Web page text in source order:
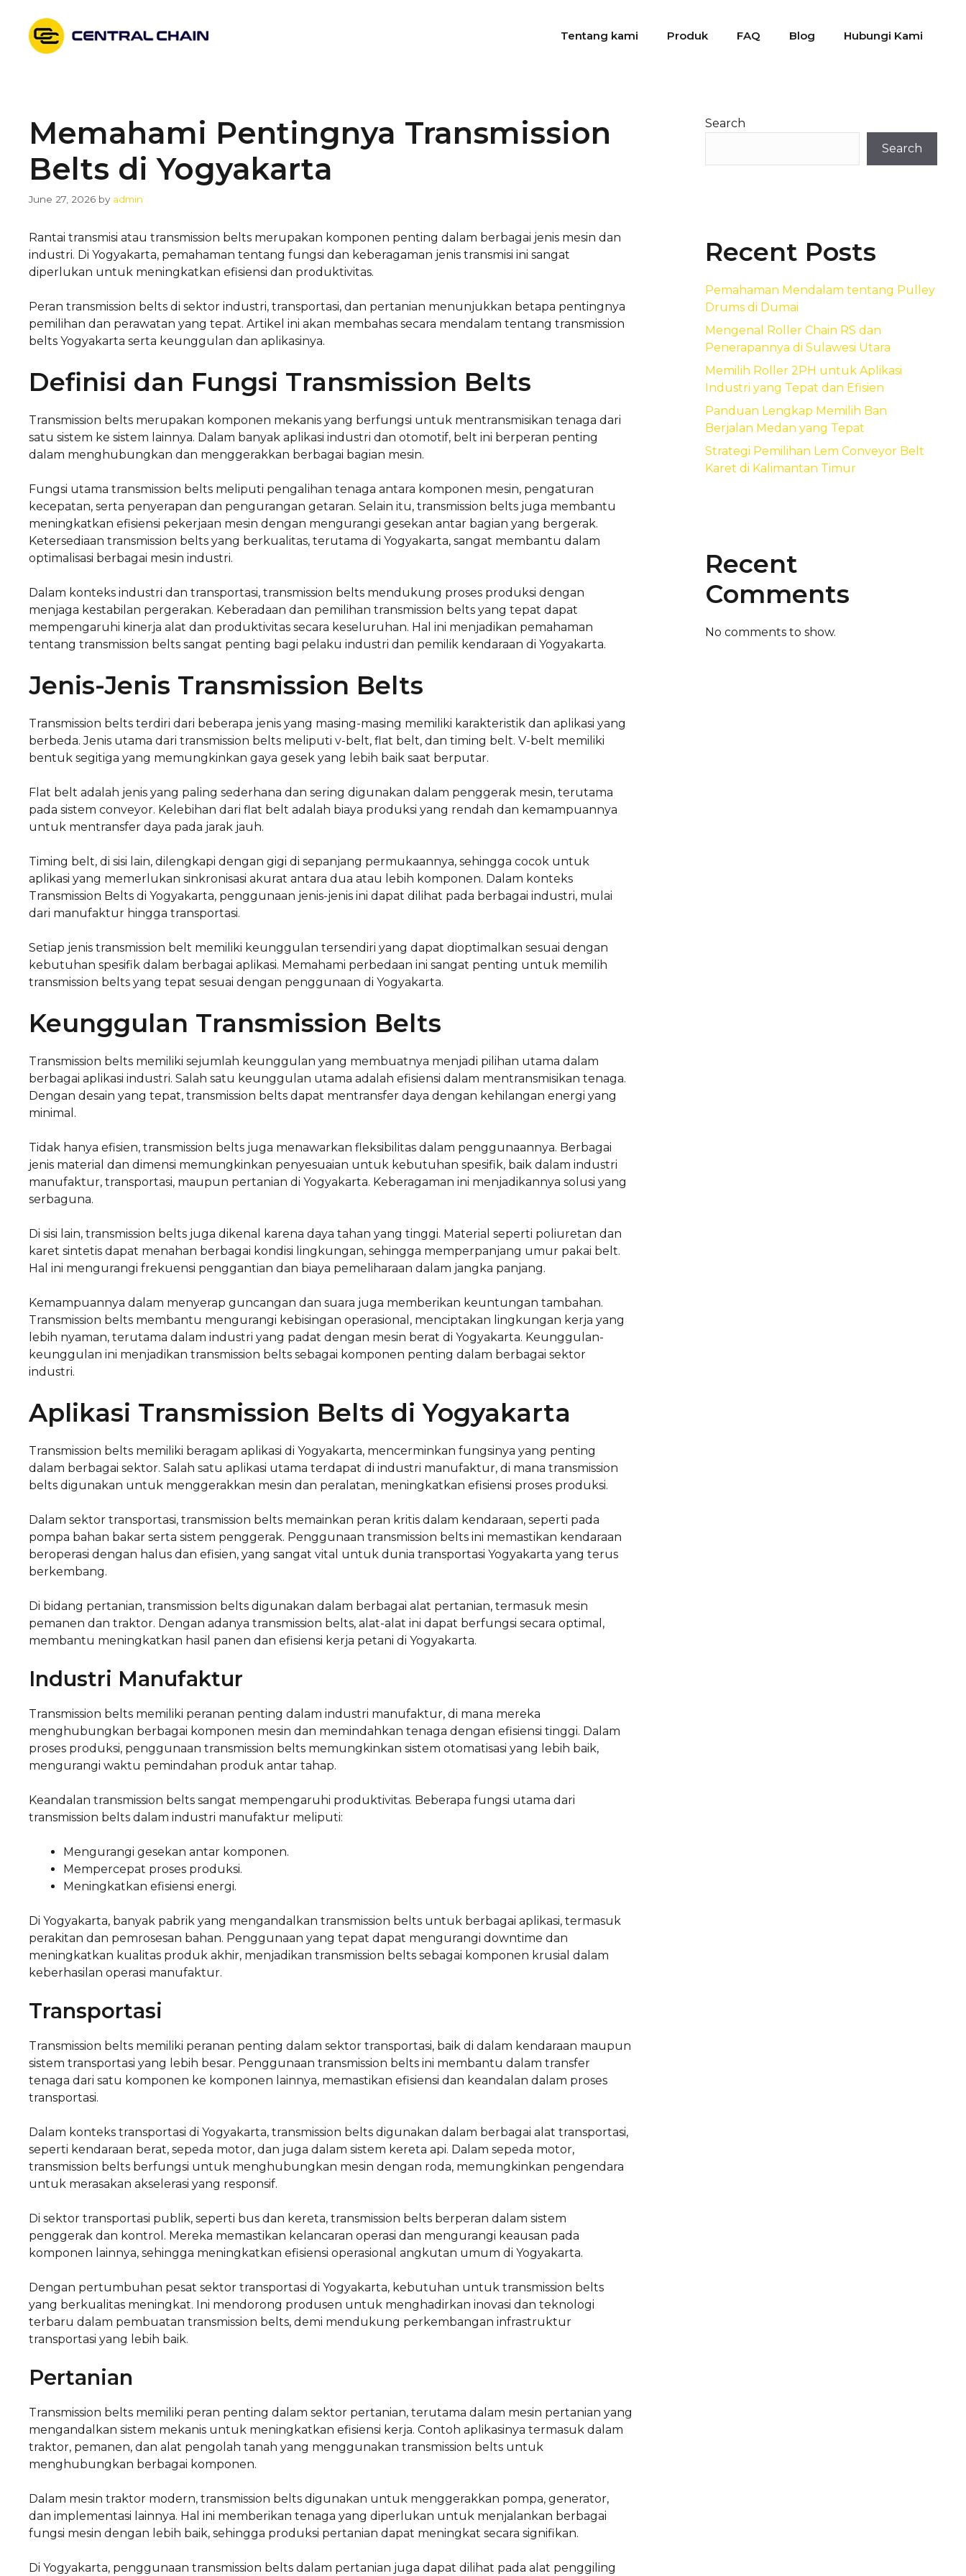
content
Tentang kami Produk FAQ Blog Hubungi Kami
Memahami Pentingnya Transmission
Belts di Yogyakarta
June 27, 2026 by admin
Rantai transmisi atau transmission belts merupakan komponen penting dalam berbagai jenis mesin dan
industri. Di Yogyakarta, pemahaman tentang fungsi dan keberagaman jenis transmisi ini sangat
diperlukan untuk meningkatkan efisiensi dan produktivitas.
Peran transmission belts di sektor industri, transportasi, dan pertanian menunjukkan betapa pentingnya
pemilihan dan perawatan yang tepat. Artikel ini akan membahas secara mendalam tentang transmission
belts Yogyakarta serta keunggulan dan aplikasinya.
Definisi dan Fungsi Transmission Belts
Transmission belts merupakan komponen mekanis yang berfungsi untuk mentransmisikan tenaga dari
satu sistem ke sistem lainnya. Dalam banyak aplikasi industri dan otomotif, belt ini berperan penting
dalam menghubungkan dan menggerakkan berbagai bagian mesin.
Fungsi utama transmission belts meliputi pengalihan tenaga antara komponen mesin, pengaturan
kecepatan, serta penyerapan dan pengurangan getaran. Selain itu, transmission belts juga membantu
meningkatkan efisiensi pekerjaan mesin dengan mengurangi gesekan antar bagian yang bergerak.
Ketersediaan transmission belts yang berkualitas, terutama di Yogyakarta, sangat membantu dalam
optimalisasi berbagai mesin industri.
Dalam konteks industri dan transportasi, transmission belts mendukung proses produksi dengan
menjaga kestabilan pergerakan. Keberadaan dan pemilihan transmission belts yang tepat dapat
mempengaruhi kinerja alat dan produktivitas secara keseluruhan. Hal ini menjadikan pemahaman
tentang transmission belts sangat penting bagi pelaku industri dan pemilik kendaraan di Yogyakarta.
Jenis-Jenis Transmission Belts
Transmission belts terdiri dari beberapa jenis yang masing-masing memiliki karakteristik dan aplikasi yang
berbeda. Jenis utama dari transmission belts meliputi v-belt, flat belt, dan timing belt. V-belt memiliki
bentuk segitiga yang memungkinkan gaya gesek yang lebih baik saat berputar.
Flat belt adalah jenis yang paling sederhana dan sering digunakan dalam penggerak mesin, terutama
pada sistem conveyor. Kelebihan dari flat belt adalah biaya produksi yang rendah dan kemampuannya
untuk mentransfer daya pada jarak jauh.
Timing belt, di sisi lain, dilengkapi dengan gigi di sepanjang permukaannya, sehingga cocok untuk
aplikasi yang memerlukan sinkronisasi akurat antara dua atau lebih komponen. Dalam konteks
Transmission Belts di Yogyakarta, penggunaan jenis-jenis ini dapat dilihat pada berbagai industri, mulai
dari manufaktur hingga transportasi.
Setiap jenis transmission belt memiliki keunggulan tersendiri yang dapat dioptimalkan sesuai dengan
kebutuhan spesifik dalam berbagai aplikasi. Memahami perbedaan ini sangat penting untuk memilih
transmission belts yang tepat sesuai dengan penggunaan di Yogyakarta.
Keunggulan Transmission Belts
Transmission belts memiliki sejumlah keunggulan yang membuatnya menjadi pilihan utama dalam
berbagai aplikasi industri. Salah satu keunggulan utama adalah efisiensi dalam mentransmisikan tenaga.
Dengan desain yang tepat, transmission belts dapat mentransfer daya dengan kehilangan energi yang
minimal.
Tidak hanya efisien, transmission belts juga menawarkan fleksibilitas dalam penggunaannya. Berbagai
jenis material dan dimensi memungkinkan penyesuaian untuk kebutuhan spesifik, baik dalam industri
manufaktur, transportasi, maupun pertanian di Yogyakarta. Keberagaman ini menjadikannya solusi yang
serbaguna.
Di sisi lain, transmission belts juga dikenal karena daya tahan yang tinggi. Material seperti poliuretan dan
karet sintetis dapat menahan berbagai kondisi lingkungan, sehingga memperpanjang umur pakai belt.
Hal ini mengurangi frekuensi penggantian dan biaya pemeliharaan dalam jangka panjang.
Kemampuannya dalam menyerap guncangan dan suara juga memberikan keuntungan tambahan.
Transmission belts membantu mengurangi kebisingan operasional, menciptakan lingkungan kerja yang
lebih nyaman, terutama dalam industri yang padat dengan mesin berat di Yogyakarta. Keunggulan-
keunggulan ini menjadikan transmission belts sebagai komponen penting dalam berbagai sektor
industri.
Aplikasi Transmission Belts di Yogyakarta
Transmission belts memiliki beragam aplikasi di Yogyakarta, mencerminkan fungsinya yang penting
dalam berbagai sektor. Salah satu aplikasi utama terdapat di industri manufaktur, di mana transmission
belts digunakan untuk menggerakkan mesin dan peralatan, meningkatkan efisiensi proses produksi.
Dalam sektor transportasi, transmission belts memainkan peran kritis dalam kendaraan, seperti pada
pompa bahan bakar serta sistem penggerak. Penggunaan transmission belts ini memastikan kendaraan
beroperasi dengan halus dan efisien, yang sangat vital untuk dunia transportasi Yogyakarta yang terus
berkembang.
Di bidang pertanian, transmission belts digunakan dalam berbagai alat pertanian, termasuk mesin
pemanen dan traktor. Dengan adanya transmission belts, alat-alat ini dapat berfungsi secara optimal,
membantu meningkatkan hasil panen dan efisiensi kerja petani di Yogyakarta.
Industri Manufaktur
Transmission belts memiliki peranan penting dalam industri manufaktur, di mana mereka
menghubungkan berbagai komponen mesin dan memindahkan tenaga dengan efisiensi tinggi. Dalam
proses produksi, penggunaan transmission belts memungkinkan sistem otomatisasi yang lebih baik,
mengurangi waktu pemindahan produk antar tahap.
Keandalan transmission belts sangat mempengaruhi produktivitas. Beberapa fungsi utama dari
transmission belts dalam industri manufaktur meliputi:
Mengurangi gesekan antar komponen.
Mempercepat proses produksi.
Meningkatkan efisiensi energi.
Di Yogyakarta, banyak pabrik yang mengandalkan transmission belts untuk berbagai aplikasi, termasuk
perakitan dan pemrosesan bahan. Penggunaan yang tepat dapat mengurangi downtime dan
meningkatkan kualitas produk akhir, menjadikan transmission belts sebagai komponen krusial dalam
keberhasilan operasi manufaktur.
Transportasi
Transmission belts memiliki peranan penting dalam sektor transportasi, baik di dalam kendaraan maupun
sistem transportasi yang lebih besar. Penggunaan transmission belts ini membantu dalam transfer
tenaga dari satu komponen ke komponen lainnya, memastikan efisiensi dan keandalan dalam proses
transportasi.
Dalam konteks transportasi di Yogyakarta, transmission belts digunakan dalam berbagai alat transportasi,
seperti kendaraan berat, sepeda motor, dan juga dalam sistem kereta api. Dalam sepeda motor,
transmission belts berfungsi untuk menghubungkan mesin dengan roda, memungkinkan pengendara
untuk merasakan akselerasi yang responsif.
Di sektor transportasi publik, seperti bus dan kereta, transmission belts berperan dalam sistem
penggerak dan kontrol. Mereka memastikan kelancaran operasi dan mengurangi keausan pada
komponen lainnya, sehingga meningkatkan efisiensi operasional angkutan umum di Yogyakarta.
Dengan pertumbuhan pesat sektor transportasi di Yogyakarta, kebutuhan untuk transmission belts
yang berkualitas meningkat. Ini mendorong produsen untuk menghadirkan inovasi dan teknologi
terbaru dalam pembuatan transmission belts, demi mendukung perkembangan infrastruktur
transportasi yang lebih baik.
Pertanian
Transmission belts memiliki peran penting dalam sektor pertanian, terutama dalam mesin pertanian yang
mengandalkan sistem mekanis untuk meningkatkan efisiensi kerja. Contoh aplikasinya termasuk dalam
traktor, pemanen, dan alat pengolah tanah yang menggunakan transmission belts untuk
menghubungkan berbagai komponen.
Dalam mesin traktor modern, transmission belts digunakan untuk menggerakkan pompa, generator,
dan implementasi lainnya. Hal ini memberikan tenaga yang diperlukan untuk menjalankan berbagai
fungsi mesin dengan lebih baik, sehingga produksi pertanian dapat meningkat secara signifikan.
Di Yogyakarta, penggunaan transmission belts dalam pertanian juga dapat dilihat pada alat penggiling
Search
Search
Recent Posts
Pemahaman Mendalam tentang Pulley
Drums di Dumai
Mengenal Roller Chain RS dan
Penerapannya di Sulawesi Utara
Memilih Roller 2PH untuk Aplikasi
Industri yang Tepat dan Efisien
Panduan Lengkap Memilih Ban
Berjalan Medan yang Tepat
Strategi Pemilihan Lem Conveyor Belt
Karet di Kalimantan Timur
Recent
Comments
No comments to show.